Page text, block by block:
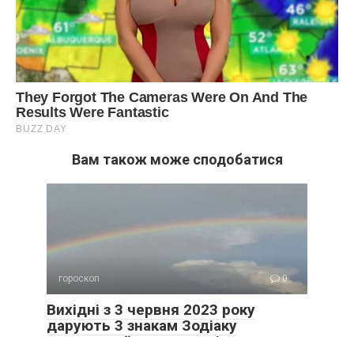
Вам також може сподобатися
гороскоп 0
Вихідні з 3 червня 2023 року
дарують 3 знакам Зодіаку